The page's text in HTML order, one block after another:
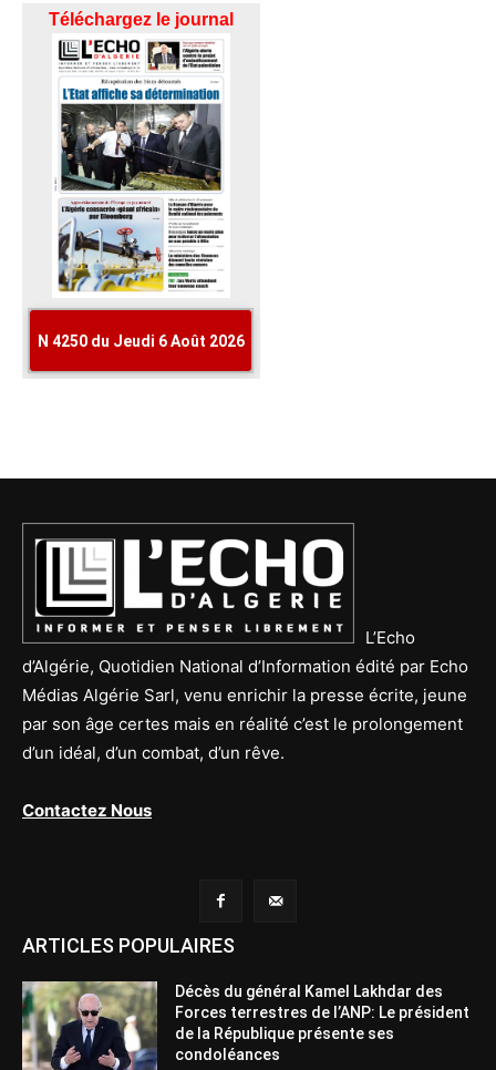
L’Echo
d’Algérie, Quotidien National d’Information édité par Echo
Médias Algérie Sarl, venu enrichir la presse écrite, jeune
par son âge certes mais en réalité c’est le prolongement
d’un idéal, d’un combat, d’un rêve.
Contactez Nous
ARTICLES POPULAIRES
Décès du général Kamel Lakhdar des
Forces terrestres de l’ANP: Le président
de la République présente ses
condoléances